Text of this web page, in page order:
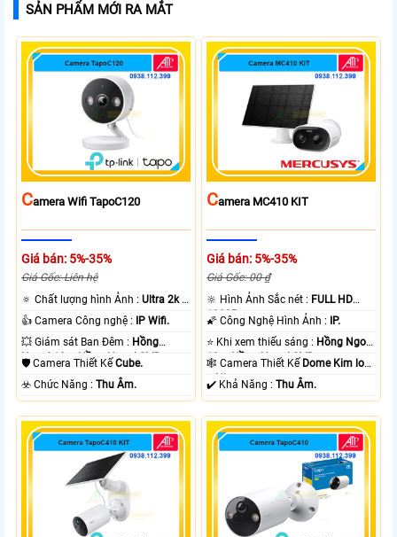
SẢN PHẨM MỚI RA MẮT
CAmera Wifi TapoC120
Giá bán: 5%-35%
Giá Gốc: Liên hệ
🔅 Chất lượng hình Ảnh :Ultra 2k +
.
👍 Camera Công nghệ :
IP Wifi.
💥 Giám sát Ban Đêm : Hồng
Ngoại 10m Hồng Ngoại SMD.
🛡 Camera Thiết KếCube.
️☣️ Chức Năng :Thu Âm.
CAmera MC410 KIT
Giá bán: 5%-35%
Giá Gốc: 00 ₫
🔆 Hình Ảnh Sắc nét : FULL HD
1080P .
🌠 Công Nghệ Hình Ảnh :
IP.
⭐ Khi xem thiếu sáng : Hồng Ngoại
10m Hồng Ngoại SMD.
🕸️ Camera Thiết Kế Dome Kim loại
+ Nhựa.
️✔️ Khả Năng :Thu Âm.